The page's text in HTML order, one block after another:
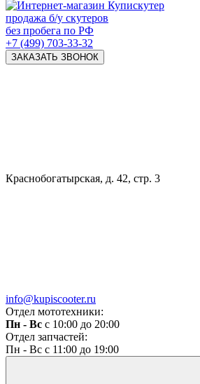
продажа б/у скутеров
без пробега по РФ
+7 (499) 703-33-32
ЗАКАЗАТЬ ЗВОНОК
Краснобогатырская, д. 42, стр. 3
info@kupiscooter.ru
Отдел мототехники:
Пн - Вс с 10:00 до 20:00
Отдел запчастей:
Пн - Вс с 11:00 до 19:00